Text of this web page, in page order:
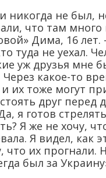
никогда не был,
что там много
Дима, 16 лет.
туда не уехал.
уж друзья мне
какое-то
их тоже могут
друг перед
я готов
Я же не хочу,
Я видел, как
что их прогнали.
был за